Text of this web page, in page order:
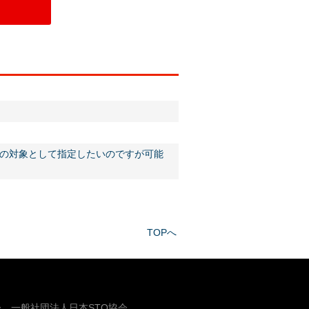
対象として指定したいのですが可能
TOPへ